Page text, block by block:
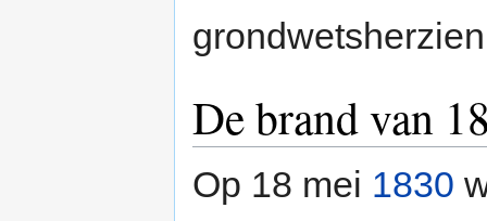
De brand van
Op 18 mei 1830